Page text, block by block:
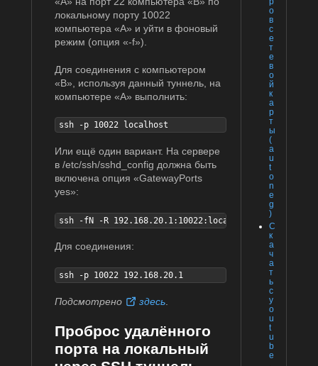
о
в
с
е
т
е
в
о
й
к
а
р
т
ы
(
a
u
t
o
n
e
g
)
С
к
а
ч
а
т
ь
с
y
o
u
t
u
b
e
локальному порту 10022
компьютера «A» и уйти в фоновый
режим (опция «-f»).
Для соединения с компьютером
«B», используя данный туннель, на
компьютере «A» выполнить:
ssh -p 10022 localhost
Или ещё один вариант. На сервере
в /etc/ssh/sshd_config должна быть
включена опция «GatewayPorts
yes»:
ssh -fN -R 192.168.20.1:10022:localhost:22
Для соединения:
ssh -p 10022 192.168.20.1
Подсмотрено здесь
Проброс удалённого
порта на локальный